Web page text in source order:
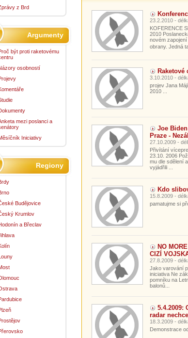
23.2.2010 -
KOFERENCE
2010
novém
obrany. Jedná
Raketové
3.10.2010 -
projev Jana
2010 ...
Joe
Praze -
27.10.2009 -
Přivítání
23.10. 2006
mu dle sdělení
vyjádřili ...
Kdo
15.8.2009 -
pamatujme si
NO
CIZÍ
27.8.2009 -
Jako varování
iniciativa Ne
pomníku na
balonů...
5.4.2009:
radar
18.3.2009 -
Demonstrace
z Brd
Argumenty
být proti raketovému
osobností
mezi poslanci a
Iniciativy
Regiony
Budějovice
Krumlov
a Břeclav